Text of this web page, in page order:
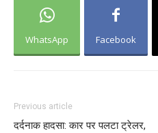
WhatsApp Facebook
Previous article
दर्दनाक हादसा: कार पर पलटा ट्रेलर,